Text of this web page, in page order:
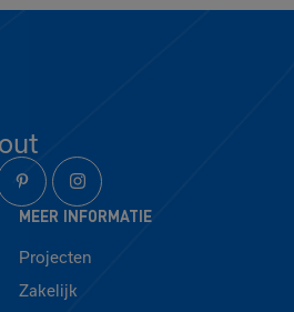
MEER INFORMATIE
Projecten
Zakelijk